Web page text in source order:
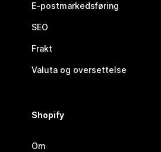
E-postmarkedsføring
SEO
Frakt
Valuta og oversettelse
Shopify
Om